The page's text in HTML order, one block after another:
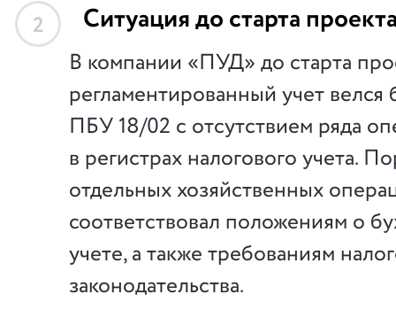
2 Ситуация до старта
В компании «ПУД» до старта
регламентированный учет
ПБУ 18/02 с отсутствием ряда
в регистрах налогового учета.
отдельных хозяйственных
соответствовал положениям о
учете, а также требованиям
законодательства.